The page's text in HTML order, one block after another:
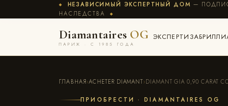
◆ НЕЗАВИСИМЫЙ ЭКСПЕРТНЫЙ ДОМ —
НАСЛЕДСТВА◆
Diamantaires OG
ПАРИЖ · С 1985 ГОДА
ЭКСПЕРТИЗА
ГЛАВНАЯ›ACHETER DIAMANT›DIAMANT GIA 0,90 CARAT
ПРИОБРЕСТИ · DIAMANTAIRES OG